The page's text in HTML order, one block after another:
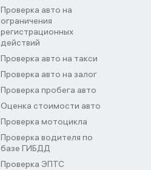
Проверка авто на
ограничения
регистрационных
действий
Проверка авто на такси
Проверка авто на залог
Проверка пробега авто
Оценка стоимости авто
Проверка мотоцикла
Проверка водителя по
базе ГИБДД
Проверка ЭПТС